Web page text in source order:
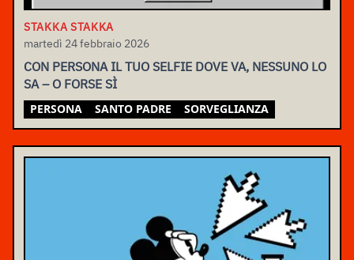
STAKKA STAKKA
martedì 24 febbraio 2026
CON PERSONA IL TUO SELFIE DOVE VA, NESSUNO LO
SA – O FORSE SÌ
PERSONA SANTO PADRE SORVEGLIANZA